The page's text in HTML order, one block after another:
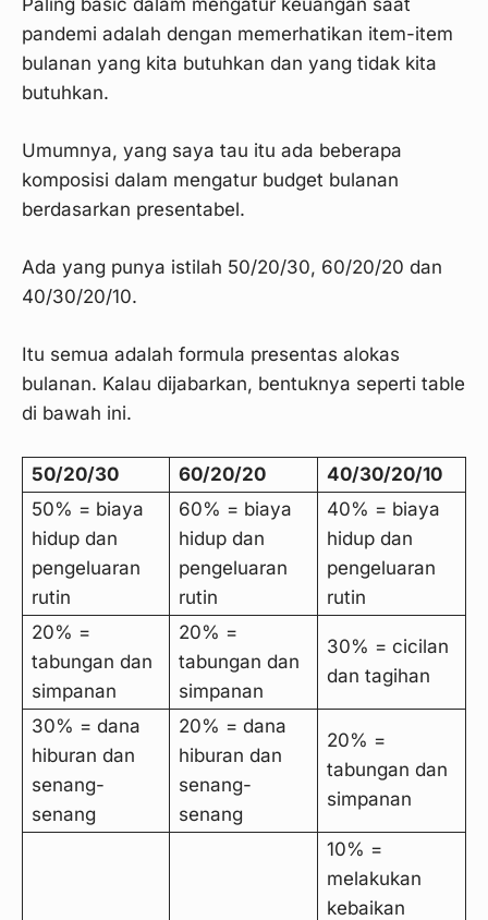
pandemi adalah dengan memerhatikan item-item
bulanan yang kita butuhkan dan yang tidak kita
butuhkan.
Umumnya, yang saya tau itu ada beberapa
komposisi dalam mengatur budget bulanan
berdasarkan presentabel.
Ada yang punya istilah 50/20/30, 60/20/20 dan
40/30/20/10.
Itu semua adalah formula presentas alokas
bulanan. Kalau dijabarkan, bentuknya seperti table
di bawah ini.
50/20/30 60/20/20
40/30/20/10
50% = biaya
hidup dan
pengeluaran
rutin
60% = biaya
hidup dan
pengeluaran
rutin
40% = biaya
hidup dan
pengeluaran
rutin
20% =
tabungan dan
simpanan
20% =
tabungan dan
simpanan
30% = cicilan
dan tagihan
30% = dana
hiburan dan
senang-
senang
20% = dana
hiburan dan
senang-
senang
20% =
tabungan dan
simpanan
10% =
melakukan
kebaikan